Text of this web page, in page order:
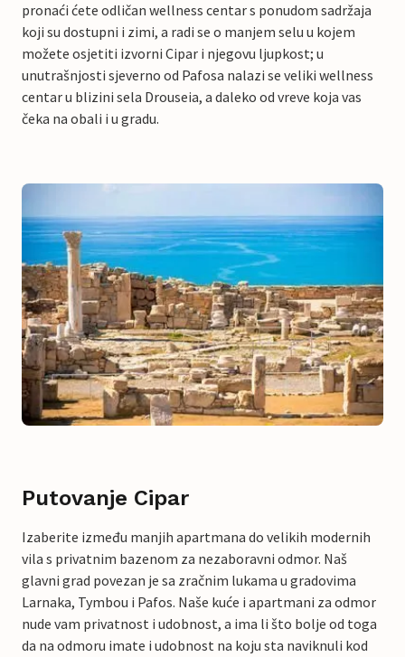
pronaći ćete odličan wellness centar s ponudom sadržaja
koji su dostupni i zimi, a radi se o manjem selu u kojem
možete osjetiti izvorni Cipar i njegovu ljupkost; u
unutrašnjosti sjeverno od Pafosa nalazi se veliki wellness
centar u blizini sela Drouseia, a daleko od vreve koja vas
čeka na obali i u gradu.
Putovanje Cipar
Izaberite između manjih apartmana do velikih modernih
vila s privatnim bazenom za nezaboravni odmor. Naš
glavni grad povezan je sa zračnim lukama u gradovima
Larnaka, Tymbou i Pafos. Naše kuće i apartmani za odmor
nude vam privatnost i udobnost, a ima li što bolje od toga
da na odmoru imate i udobnost na koju sta naviknuli kod